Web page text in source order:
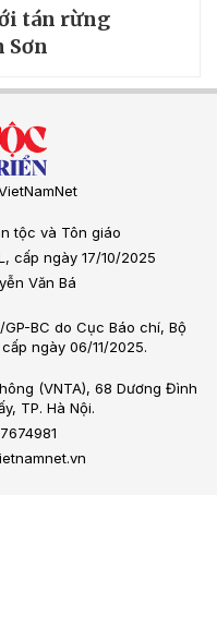
tán rừng
Sơn
tộc và Tôn giáo
cấp ngày 17/10/2025
Văn Bá
BC do Cục Báo chí, Bộ
ngày 06/11/2025.
(VNTA), 68 Dương Đình
TP. Hà Nội.